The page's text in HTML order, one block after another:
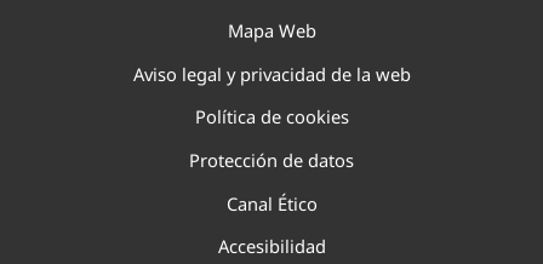
Mapa Web
Aviso legal y privacidad de la web
Política de cookies
Protección de datos
Canal Ético
Accesibilidad